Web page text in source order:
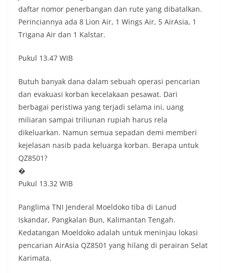
daftar nomor penerbangan dan rute yang dibatalkan.
Perinciannya ada 8 Lion Air, 1 Wings Air, 5 AirAsia, 1
Trigana Air dan 1 Kalstar.
Pukul 13.47 WIB
Butuh banyak dana dalam sebuah operasi pencarian
dan evakuasi korban kecelakaan pesawat. Dari
berbagai peristiwa yang terjadi selama ini, uang
miliaran sampai triliunan rupiah harus rela
dikeluarkan. Namun semua sepadan demi memberi
kejelasan nasib pada keluarga korban. Berapa untuk
QZ8501?
�
Pukul 13.32 WIB
Panglima TNI Jenderal Moeldoko tiba di Lanud
Iskandar, Pangkalan Bun, Kalimantan Tengah.
Kedatangan Moeldoko adalah untuk meninjau lokasi
pencarian AirAsia QZ8501 yang hilang di perairan Selat
Karimata.